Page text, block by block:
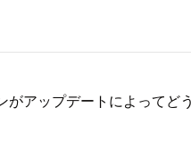
アップデートによってど